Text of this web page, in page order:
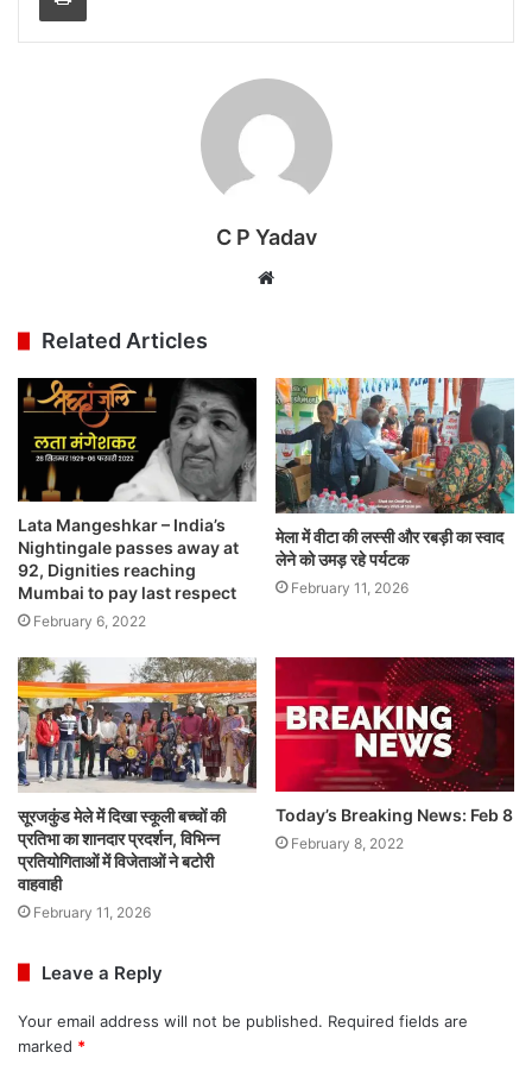
C P Yadav
Website
Related Articles
Lata Mangeshkar – India’s
Nightingale passes away at
92, Dignities reaching
Mumbai to pay last respect
February 6, 2022
मेला में वीटा की लस्सी और रबड़ी का स्वाद
लेने को उमड़ रहे पर्यटक
February 11, 2026
सूरजकुंड मेले में दिखा स्कूली बच्चों की
प्रतिभा का शानदार प्रदर्शन, विभिन्न
प्रतियोगिताओं में विजेताओं ने बटोरी
वाहवाही
February 11, 2026
Today’s Breaking News: Feb 8
February 8, 2022
Leave a Reply
Your email address will not be published. Required fields are
marked *